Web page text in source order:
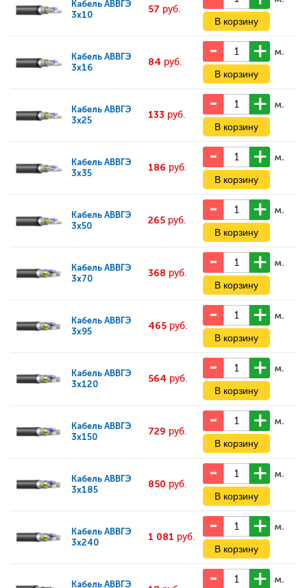
Кабель АВВГЭ
3x10
57 руб.
Кабель АВВГЭ
3x16
84 руб.
м.
Кабель АВВГЭ
3x25
133 руб.
м.
Кабель АВВГЭ
3x35
186 руб.
м.
Кабель АВВГЭ
3x50
265 руб.
м.
Кабель АВВГЭ
3x70
368 руб.
м.
Кабель АВВГЭ
3x95
465 руб.
м.
Кабель АВВГЭ
3x120
564 руб.
м.
Кабель АВВГЭ
3x150
729 руб.
м.
Кабель АВВГЭ
3x185
850 руб.
м.
Кабель АВВГЭ
3x240
1 081 руб.
м.
Кабель АВВГЭ
м.